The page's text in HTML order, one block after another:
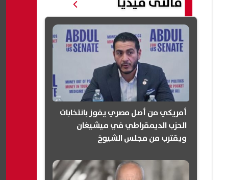
أمريكي من أصل مصري يفوز بانتخابات
الحزب الديمقراطي في ميشيغان
ويقترب من مجلس الشيوخ